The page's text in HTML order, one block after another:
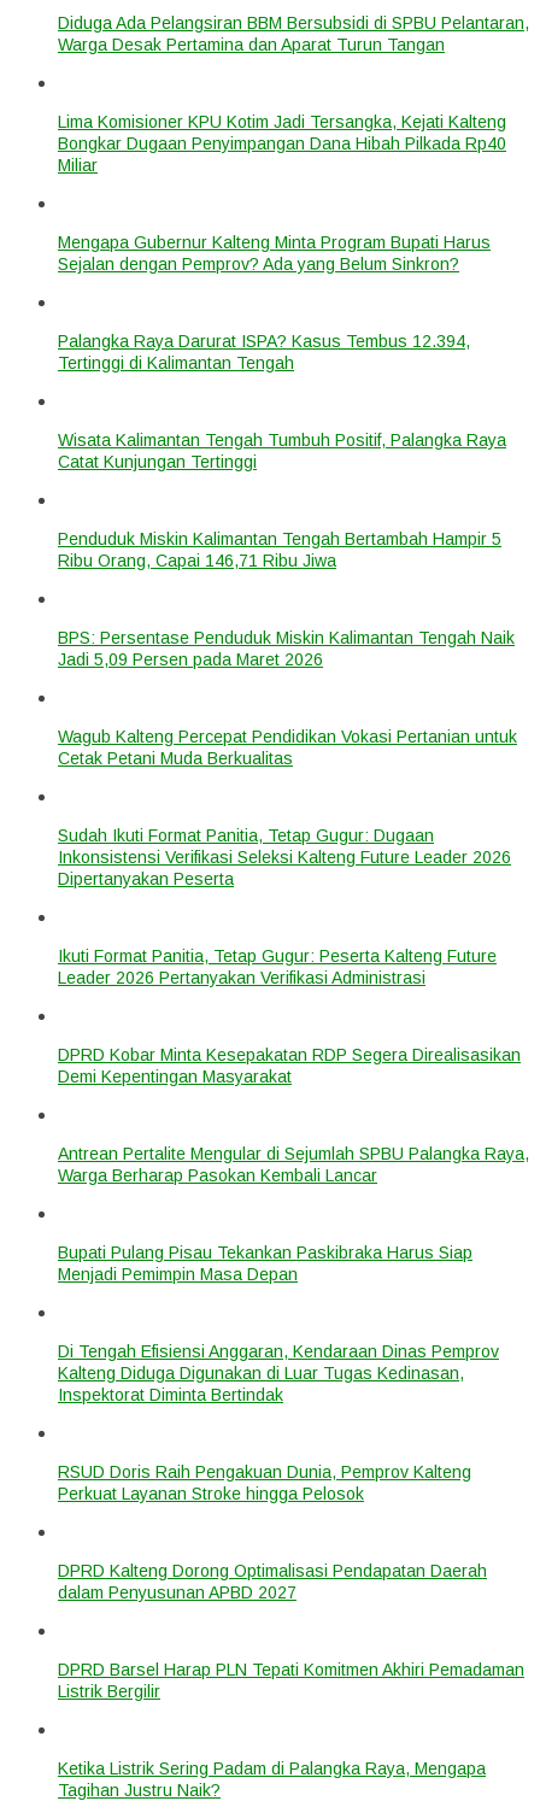
Diduga Ada Pelangsiran BBM Bersubsidi di SPBU Pelantaran,
Warga Desak Pertamina dan Aparat Turun Tangan
Lima Komisioner KPU Kotim Jadi Tersangka, Kejati Kalteng
Bongkar Dugaan Penyimpangan Dana Hibah Pilkada Rp40
Miliar
Mengapa Gubernur Kalteng Minta Program Bupati Harus
Sejalan dengan Pemprov? Ada yang Belum Sinkron?
Palangka Raya Darurat ISPA? Kasus Tembus 12.394,
Tertinggi di Kalimantan Tengah
Wisata Kalimantan Tengah Tumbuh Positif, Palangka Raya
Catat Kunjungan Tertinggi
Penduduk Miskin Kalimantan Tengah Bertambah Hampir 5
Ribu Orang, Capai 146,71 Ribu Jiwa
BPS: Persentase Penduduk Miskin Kalimantan Tengah Naik
Jadi 5,09 Persen pada Maret 2026
Wagub Kalteng Percepat Pendidikan Vokasi Pertanian untuk
Cetak Petani Muda Berkualitas
Sudah Ikuti Format Panitia, Tetap Gugur: Dugaan
Inkonsistensi Verifikasi Seleksi Kalteng Future Leader 2026
Dipertanyakan Peserta
Ikuti Format Panitia, Tetap Gugur: Peserta Kalteng Future
Leader 2026 Pertanyakan Verifikasi Administrasi
DPRD Kobar Minta Kesepakatan RDP Segera Direalisasikan
Demi Kepentingan Masyarakat
Antrean Pertalite Mengular di Sejumlah SPBU Palangka Raya,
Warga Berharap Pasokan Kembali Lancar
Bupati Pulang Pisau Tekankan Paskibraka Harus Siap
Menjadi Pemimpin Masa Depan
Di Tengah Efisiensi Anggaran, Kendaraan Dinas Pemprov
Kalteng Diduga Digunakan di Luar Tugas Kedinasan,
Inspektorat Diminta Bertindak
RSUD Doris Raih Pengakuan Dunia, Pemprov Kalteng
Perkuat Layanan Stroke hingga Pelosok
DPRD Kalteng Dorong Optimalisasi Pendapatan Daerah
dalam Penyusunan APBD 2027
DPRD Barsel Harap PLN Tepati Komitmen Akhiri Pemadaman
Listrik Bergilir
Ketika Listrik Sering Padam di Palangka Raya, Mengapa
Tagihan Justru Naik?